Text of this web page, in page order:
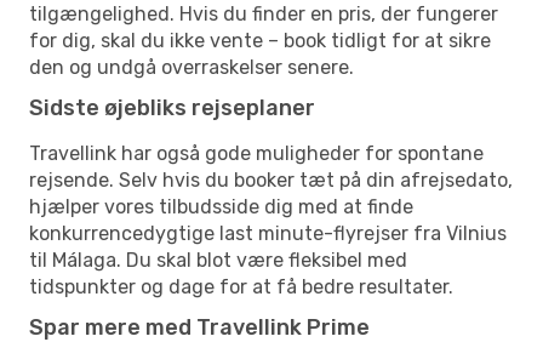
tilgængelighed. Hvis du finder en pris, der fungerer
for dig, skal du ikke vente – book tidligt for at sikre
den og undgå overraskelser senere.
Sidste øjebliks rejseplaner
Travellink har også gode muligheder for spontane
rejsende. Selv hvis du booker tæt på din afrejsedato,
hjælper vores tilbudsside dig med at finde
konkurrencedygtige last minute-flyrejser fra Vilnius
til Málaga. Du skal blot være fleksibel med
tidspunkter og dage for at få bedre resultater.
Spar mere med Travellink Prime